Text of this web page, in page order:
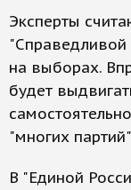
Эксперты
на выборах.
будет
"многих
В "Единой